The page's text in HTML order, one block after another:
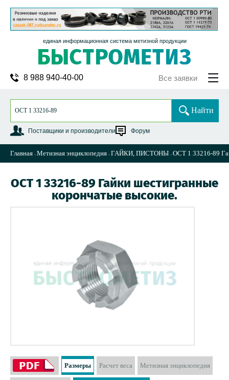
единая информационная система метизной продукции
8 988 940-40-00 Все заявки
Поставщики и производители Форум
Найти
Главная Метизная энциклопедия ГАЙКИ, ПИСТОНЫ ОСТ 1 33216-89
ОСТ 1 33216-89 Гайки шестигранные
корончатые высокие.
Размеры Расчет веса Метизная энциклопедия